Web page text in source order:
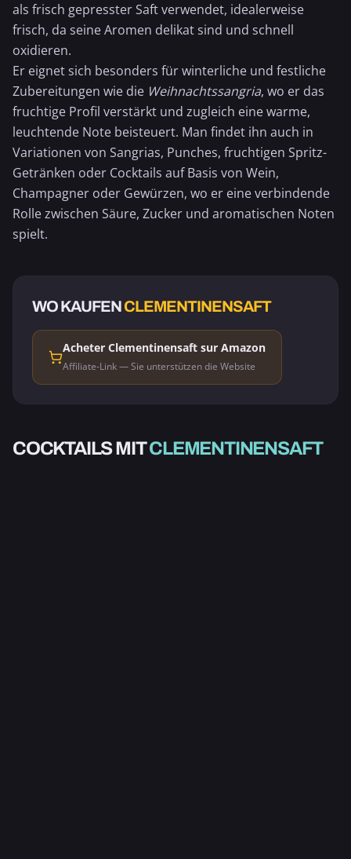
als frisch gepresster Saft verwendet, idealerweise
frisch, da seine Aromen delikat sind und schnell
oxidieren.
Er eignet sich besonders für winterliche und festliche
Zubereitungen wie die Weihnachtssangria, wo er das
fruchtige Profil verstärkt und zugleich eine warme,
leuchtende Note beisteuert. Man findet ihn auch in
Variationen von Sangrias, Punches, fruchtigen Spritz-
Getränken oder Cocktails auf Basis von Wein,
Champagner oder Gewürzen, wo er eine verbindende
Rolle zwischen Säure, Zucker und aromatischen Noten
spielt.
WO KAUFENCLEMENTINENSAFT
Acheter Clementinensaft sur Amazon
Affiliate-Link — Sie unterstützen die Website
COCKTAILS MITCLEMENTINENSAFT
WEIHNACHTS-
SANGRIA